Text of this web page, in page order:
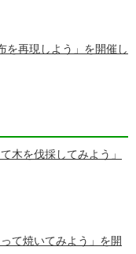
を再現しよう」を開催し
木を伐採してみよう」
て焼いてみよう」を開